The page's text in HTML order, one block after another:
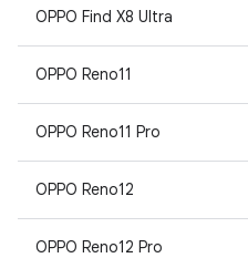
OPPO Find X8 Ultra
OPPO Reno11
OPPO Reno11 Pro
OPPO Reno12
OPPO Reno12 Pro